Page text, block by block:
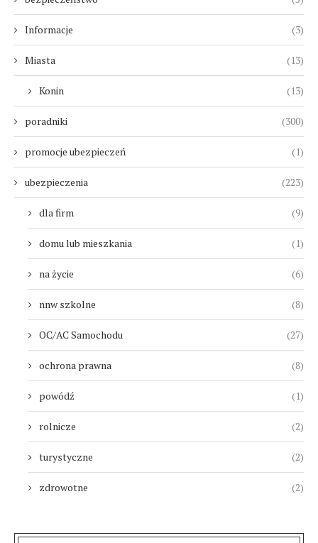
Informacje (3)
Miasta (13)
Konin (13)
poradniki (300)
promocje ubezpieczeń (1)
ubezpieczenia (223)
dla firm (9)
domu lub mieszkania (1)
na życie (6)
nnw szkolne (8)
OC/AC Samochodu (27)
ochrona prawna (8)
powódź (1)
rolnicze (2)
turystyczne (2)
zdrowotne (2)